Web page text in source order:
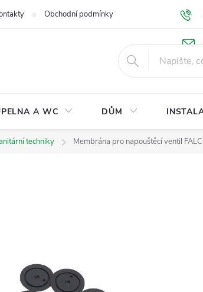
Obchodní podmínky Podmínky ochrany
A WC DŮM
techniky Membrána pro napouštěcí ventil